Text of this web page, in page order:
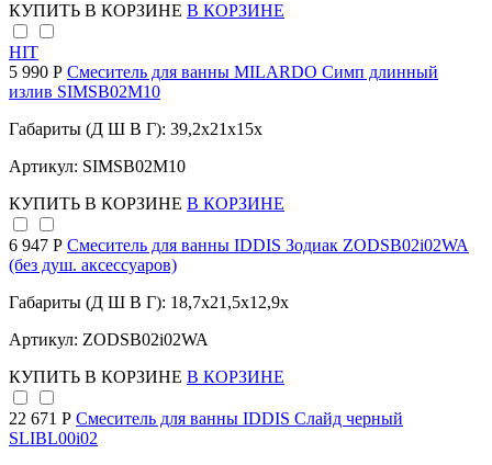
КУПИТЬ В КОРЗИНЕ В КОРЗИНЕ
HIT
5 990 Р Смеситель для ванны MILARDO Симп длинный
излив SIMSB02M10
Габариты (Д Ш В Г): 39,2x21x15x
Артикул: SIMSB02M10
КУПИТЬ В КОРЗИНЕ В КОРЗИНЕ
6 947 Р Смеситель для ванны IDDIS Зодиак ZODSB02i02WA
(без душ. аксессуаров)
Габариты (Д Ш В Г): 18,7x21,5x12,9x
Артикул: ZODSB02i02WA
КУПИТЬ В КОРЗИНЕ В КОРЗИНЕ
22 671 Р Смеситель для ванны IDDIS Слайд черный
SLIBL00i02